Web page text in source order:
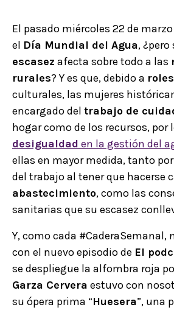
El pasado miércoles 22 de
el Día Mundial del Agua,
escasez afecta sobre todo a las
rurales? Y es que, debido a
culturales, las mujeres
encargado del trabajo de
hogar como de los recursos, por
desigualdad en la gestión del
ellas en mayor medida, tanto
del trabajo al tener que hacerse
abastecimiento, como las
sanitarias que su escasez
Y, como cada #CaderaSemanal,
con el nuevo episodio de El
se despliegue la alfombra roja
Garza Cervera estuvo con
su ópera prima “Huesera”, una